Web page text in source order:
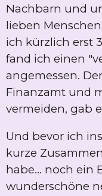
Nachbarn und
lieben
ich kürzlich erst
fand ich einen
angemessen.
Finanzamt und
vermeiden, gab
Und bevor ich
kurze
habe... noch ein
wunderschöne